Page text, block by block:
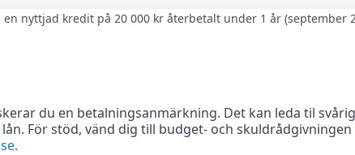
60 kr
1 poäng i bonus på varje krona du använder med kortet.
18,24%
nyttjad kredit på 20 000 kr återbetalt under 1 år (september
du en betalningsanmärkning. Det kan leda til
För stöd, vänd dig till budget- och